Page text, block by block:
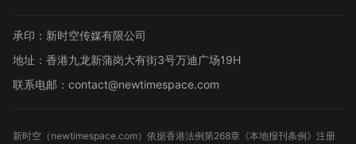
承印：新时空传媒有限公司
地址：香港九龙新蒲岗大有街3号万迪广场19H
联系电邮：contact@newtimespace.com
新时空（ newtimespace.com）依据香港法例第268章《本地报刊条例》注册